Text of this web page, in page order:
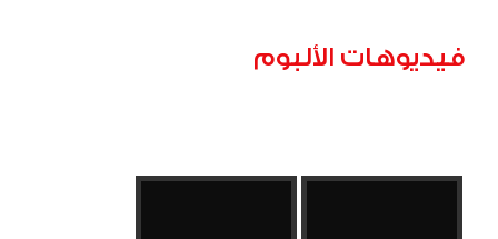
فيديوهات الألبوم